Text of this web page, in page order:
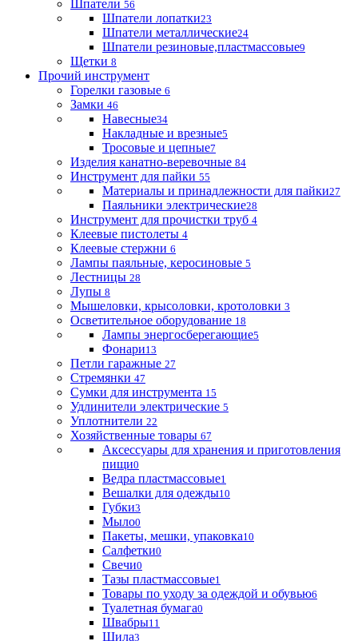
Шпатели 56
Шпатели лопатки23
Шпатели металлические24
Шпатели резиновые,пластмассовые9
Щетки 8
Прочий инструмент
Горелки газовые 6
Замки 46
Навесные34
Накладные и врезные5
Тросовые и цепные7
Изделия канатно-веревочные 84
Инструмент для пайки 55
Материалы и принадлежности для пайки27
Паяльники электрические28
Инструмент для прочистки труб 4
Клеевые пистолеты 4
Клеевые стержни 6
Лампы паяльные, керосиновые 5
Лестницы 28
Лупы 8
Мышеловки, крысоловки, кротоловки 3
Осветительное оборудование 18
Лампы энергосберегающие5
Фонари13
Петли гаражные 27
Стремянки 47
Сумки для инструмента 15
Удлинители электрические 5
Уплотнители 22
Хозяйственные товары 67
Аксессуары для хранения и приготовления
пищи0
Ведра пластмассовые1
Вешалки для одежды10
Губки3
Мыло0
Пакеты, мешки, упаковка10
Салфетки0
Свечи0
Тазы пластмассовые1
Товары по уходу за одеждой и обувью6
Туалетная бумага0
Швабры11
Шила3